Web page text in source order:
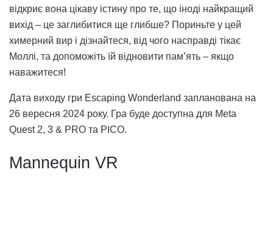
відкриє вона цікаву істину про те, що іноді найкращий
вихід – це заглибитися ще глибше? Пориньте у цей
химерний вир і дізнайтеся, від чого насправді тікає
Моллі, та допоможіть їй відновити пам’ять – якщо
наважитеся!
Дата виходу гри Escaping Wonderland запланована на
26 вересня 2024 року. Гра буде доступна для Meta
Quest 2, 3 & PRO та PICO.
Mannequin VR